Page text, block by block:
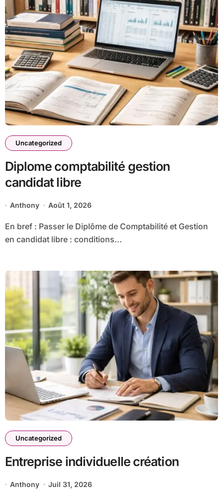
Uncategorized
Diplome comptabilité gestion
candidat libre
Anthony Août 1, 2026
En bref : Passer le Diplôme de Comptabilité et Gestion
en candidat libre : conditions...
Uncategorized
Entreprise individuelle création
Anthony Juil 31, 2026